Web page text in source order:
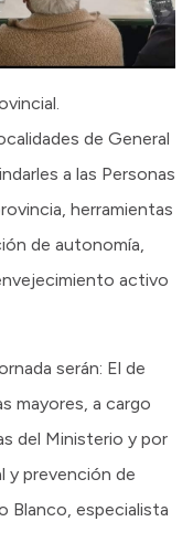
de General
a las Personas
herramientas
de autonomía,
activo
serán: El de
mayores, a cargo
del Ministerio y por
y prevención de
Blanco, especialista